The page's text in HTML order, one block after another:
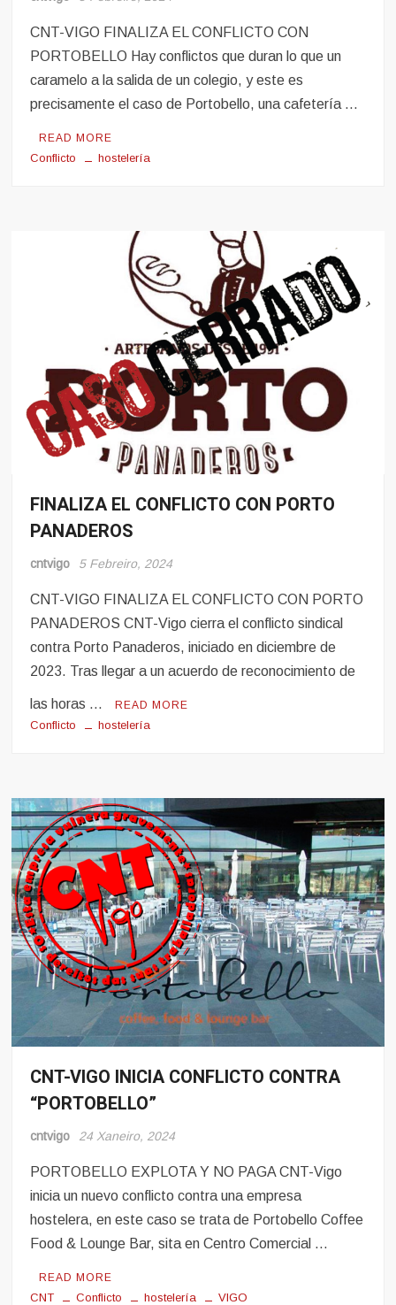
CNT-VIGO FINALIZA EL CONFLICTO CON
PORTOBELLO Hay conflictos que duran lo que un
caramelo a la salida de un colegio, y este es
precisamente el caso de Portobello, una cafetería …
READ MORE
Conflicto hostelería
Conflito
Hosteleria
FINALIZA EL CONFLICTO CON PORTO
PANADEROS
cntvigo 5 Febreiro, 2024
CNT-VIGO FINALIZA EL CONFLICTO CON PORTO
PANADEROS CNT-Vigo cierra el conflicto sindical
contra Porto Panaderos, iniciado en diciembre de
2023. Tras llegar a un acuerdo de reconocimiento de
las horas … READ MORE
Conflicto hostelería
Conflito
Hosteleria
CNT-VIGO INICIA CONFLICTO CONTRA
“PORTOBELLO”
cntvigo 24 Xaneiro, 2024
PORTOBELLO EXPLOTA Y NO PAGA CNT-Vigo
inicia un nuevo conflicto contra una empresa
hostelera, en este caso se trata de Portobello Coffee
Food & Lounge Bar, sita en Centro Comercial …
READ MORE
CNT Conflicto hostelería VIGO